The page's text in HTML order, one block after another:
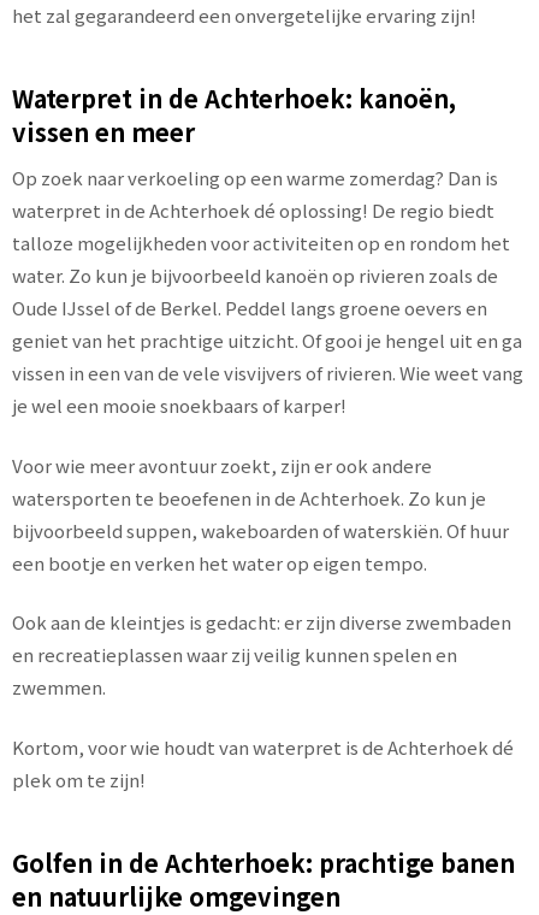
het zal gegarandeerd een onvergetelijke ervaring zijn!
Waterpret in de Achterhoek: kanoën,
vissen en meer
Op zoek naar verkoeling op een warme zomerdag? Dan is
waterpret in de Achterhoek dé oplossing! De regio biedt
talloze mogelijkheden voor activiteiten op en rondom het
water. Zo kun je bijvoorbeeld kanoën op rivieren zoals de
Oude IJssel of de Berkel. Peddel langs groene oevers en
geniet van het prachtige uitzicht. Of gooi je hengel uit en ga
vissen in een van de vele visvijvers of rivieren. Wie weet vang
je wel een mooie snoekbaars of karper!
Voor wie meer avontuur zoekt, zijn er ook andere
watersporten te beoefenen in de Achterhoek. Zo kun je
bijvoorbeeld suppen, wakeboarden of waterskiën. Of huur
een bootje en verken het water op eigen tempo.
Ook aan de kleintjes is gedacht: er zijn diverse zwembaden
en recreatieplassen waar zij veilig kunnen spelen en
zwemmen.
Kortom, voor wie houdt van waterpret is de Achterhoek dé
plek om te zijn!
Golfen in de Achterhoek: prachtige banen
en natuurlijke omgevingen